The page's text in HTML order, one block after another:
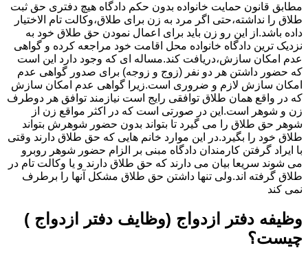
مطابق قانون حمایت خانواده بدون حکم دادگاه هیچ دفتری حق ثبت
طلاق را نداشته،حتی اگر مرد به زن برای طلاق،وکالت تام الاختیار
داده باشد.از این رو زن باید برای اعمال نمودن حق طلاق خود به
نزدیک ترین دادگاه خانواده محل اقامت خود مراجعه کرده و گواهی
عدم امکان سازش،دریافت کند.مساله ای که وجود دارد این است
که حضور داشتن هر دو نفر (زوج و زوجه) برای صدور گواهی عدم
امکان سازش لازم و ضروری است.زیرا گواهی عدم امکان سازش
که در واقع همان طلاق توافقی رایج است نیازمند توافق هر دوطرف
زن و شوهر است.این در صورتی است که در اکثر مواقع زن از
شوهر حق طلاق را می گیرد تا بتواند بدون حضور شوهرش بتواند
طلاق خود را بگیرد.در این موارد خانم هایی که حق طلاق دارند وقتی
با ایراد گرفتن کارمندان دادگاه مبنی بر الزام حضور شوهر روبرو
می شوند سریعا بیان می دارند که حق طلاق دارند و یا وکالت تام در
طلاق گرفته اند.ولی تنها داشتن حق طلاق مشکل آنها را برطرف
نمی کند
وظیفه دفتر ازدواج (وظایف دفتر ازدواج )
چیست؟